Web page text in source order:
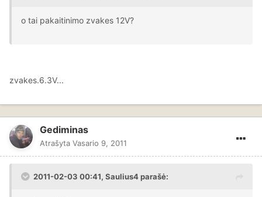
o tai pakaitinimo zvakes 12V?
zvakes.6.3V...
Gediminas
Atrašyta Vasario 9, 2011
2011-02-03 00:41, Saulius4 parašė: